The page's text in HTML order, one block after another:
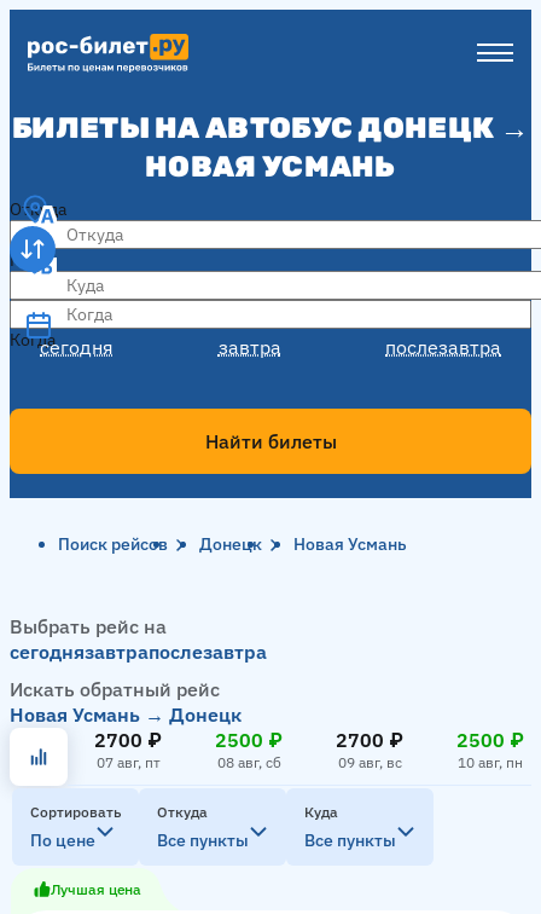
БИЛЕТЫ НА АВТОБУС ДОНЕЦК →
НОВАЯ УСМАНЬ
Откуда
Куда
Когда
сегодня завтра послезавтра
Когда
Найти билеты
Поиск рейсов Донецк Новая Усмань
Выбрать рейс на
сегоднязавтрапослезавтра
Искать обратный рейс
Новая Усмань → Донецк
2700 ₽
07 авг, пт
2500 ₽
08 авг, сб
2700 ₽
09 авг, вс
2500 ₽
10 авг, пн
Сортировать
По цене
Откуда
Все пункты
Куда
Все пункты
Лучшая цена